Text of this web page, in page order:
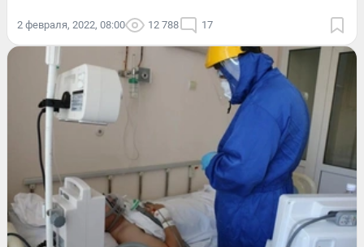
2 февраля, 2022, 08:00 12 788 17